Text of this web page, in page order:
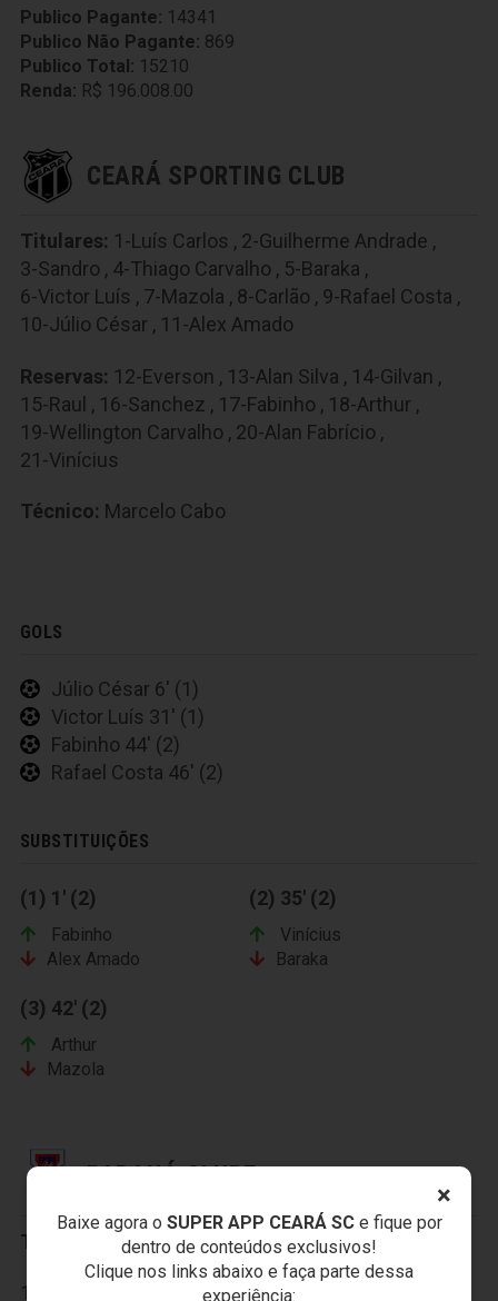
×
Baixe agora o SUPER APP CEARÁ SCe fique por
dentro de conteúdos exclusivos!
Clique nos links abaixo e faça parte dessa
experiência:
Publico Pagante: 14341
Publico Não Pagante: 869
Publico Total: 15210
Renda: R$ 196.008.00
CEARÁ SPORTING CLUB
Titulares: 1-Luís Carlos , 2-Guilherme Andrade ,
3-Sandro , 4-Thiago Carvalho , 5-Baraka ,
6-Victor Luís , 7-Mazola , 8-Carlão , 9-Rafael Costa ,
10-Júlio César , 11-Alex Amado
Reservas: 12-Everson , 13-Alan Silva , 14-Gilvan ,
15-Raul , 16-Sanchez , 17-Fabinho , 18-Arthur ,
19-Wellington Carvalho , 20-Alan Fabrício ,
21-Vinícius
Técnico: Marcelo Cabo
GOLS
Júlio César 6' (1)
Victor Luís 31' (1)
Fabinho 44' (2)
Rafael Costa 46' (2)
SUBSTITUIÇÕES
(1) 1' (2)
Fabinho
Alex Amado
(2) 35' (2)
Vinícius
Baraka
(3) 42' (2)
Arthur
Mazola
PARANÁ CLUBE
Titulares:
1-Marcos, 2-Ricardinho, 3-Luiz Felipe, 4-Luciano